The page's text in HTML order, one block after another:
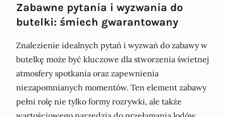
Zabawne pytania i wyzwania do
butelki: śmiech gwarantowany
Znalezienie idealnych pytań i wyzwań do zabawy w
butelkę może być kluczowe dla stworzenia świetnej
atmosfery spotkania oraz zapewnienia
niezapomnianych momentów. Ten element zabawy
pełni rolę nie tylko formy rozrywki, ale także